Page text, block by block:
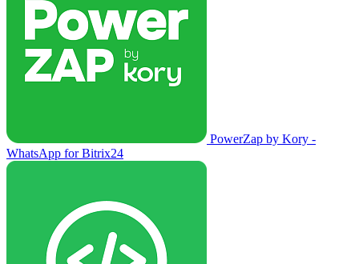
PowerZap by Kory -
WhatsApp for Bitrix24